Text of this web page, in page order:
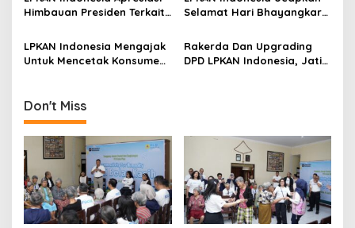
i
o
n
Kesepakatan Bersama
Himbauan Presiden Terkait
Darurat
Selamat Hari Bhayangkara
LPKAN Indonesia Mengajak
Untuk Mencetak Konsumen
Rakerda Dan Upgrading
DPD LPKAN Indonesia, Jatim
Don't Miss